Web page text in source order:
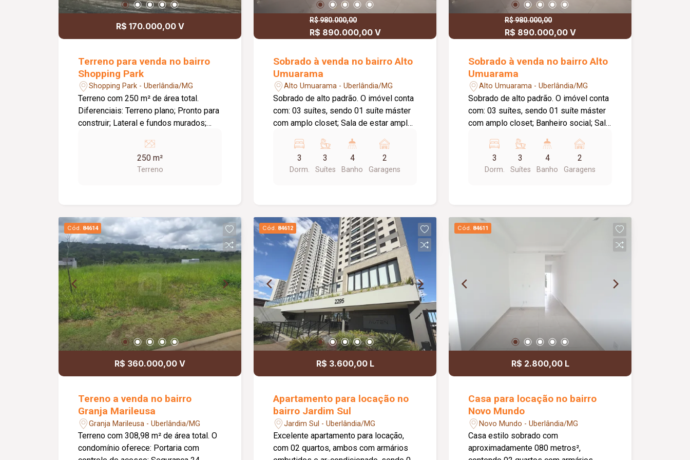
Máquina de lavar de 12 kg; Geladeira
Brastemp de 378 litros; 04 cadeiras;
Cooktop Fischer de 04 bocas; Cortinas
chuveiros. Informações
complementares: Condomínio
aproximado de R$ 240,00, com gás e
câmeras de segurança inclusos.
R$ 170.000,00 V
Terreno para venda no bairro
Shopping Park
Shopping Park - Uberlândia/MG
Terreno com 250 m² de área total.
Diferenciais: Terreno plano; Pronto para
construir; Lateral e fundos murados;
250 m²
Terreno
R$ 980.000,00
R$ 890.000,00 V
Sobrado à venda no bairro Alto
Umuarama
Alto Umuarama - Uberlândia/MG
Sobrado de alto padrão. O imóvel conta
com: 03 suítes, sendo 01 suíte máster
com amplo closet; Sala de estar ampla
social; Cozinha gourmet em conceito
aberto; Churrasqueira integrada à
cozinha; Área gourmet independente
Acabamentos de alto padrão em todos
os ambientes; Projeto arquitetônico
contemporâneo com excelente
iluminação natural; Ambientes amplos,
integrados e funcionais,
proporcionando conforto, sofisticação e
praticidade para toda a família.
Metragem Construída: 150,00m2.
Metragem Terreno: 125,00m2.
3
Dorm.
3
Suítes
4
Banho
2
Garagens
R$ 980.000,00
R$ 890.000,00 V
Sobrado à venda no bairro Alto
Umuarama
Alto Umuarama - Uberlândia/MG
Sobrado de alto padrão. O imóvel conta
com: 03 suítes, sendo 01 suíte máster
com amplo closet; Banheiro social; Sala
Cozinha gourmet em conceito aberto;
Churrasqueira integrada à cozinha; Área
gourmet independente com
alto padrão em todos os ambientes;
Projeto arquitetônico contemporâneo,
integração dos espaços; Ambientes
planejados para proporcionar conforto,
sofisticação e funcionalidade para toda
150,00m2. Metragem Terreno:
125,00m2.
3
Dorm.
3
Suítes
4
Banho
2
Garagens
Cód. 84614
R$ 360.000,00 V
Tereno a venda no bairro
Granja Marileusa
Granja Marileusa - Uberlândia/MG
Terreno com 308,98 m² de área total. O
condomínio oferece: Portaria com
Cód. 84612
R$ 3.600,00 L
Apartamento para locação no
bairro Jardim Sul
Jardim Sul - Uberlândia/MG
Excelente apartamento para locação,
com 02 quartos, ambos com armários
Cód. 84611
R$ 2.800,00 L
Casa para locação no bairro
Novo Mundo
Novo Mundo - Uberlândia/MG
Casa estilo sobrado com
aproximadamente 080 metros²,